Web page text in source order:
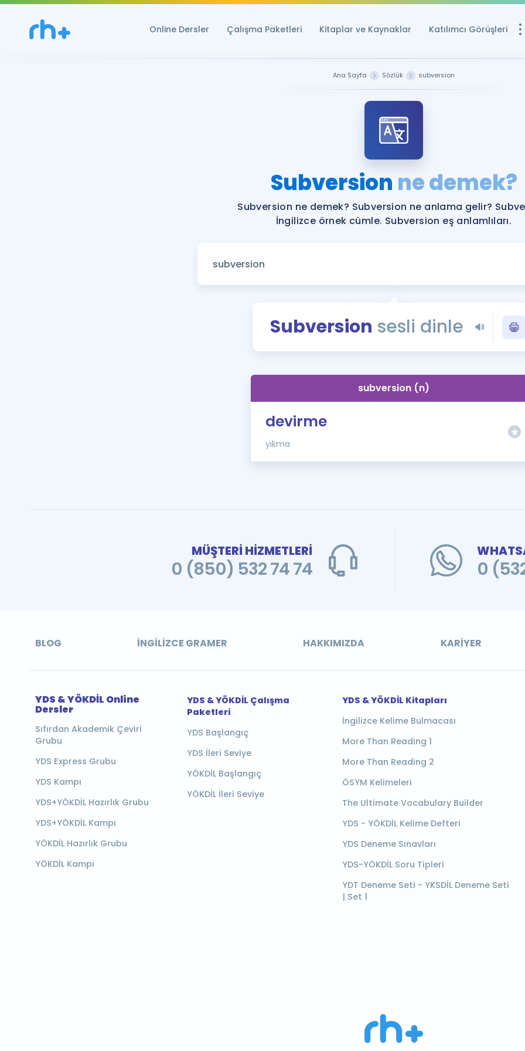
Online Dersler Çalışma Paketleri Kitaplar ve Kaynaklar Katılımcı Görüşleri
Ücretsiz
YDS ve YÖKDİL
YDS ve YÖKDİL'e
Tüm ÖSYM
YDS - YÖKDİL
İngilizce
Ana Sayfa Sözlük subversion
Subversion ne demek?
Subversion ne demek? Subversion ne anlama gelir?
İngilizce örnek cümle. Subversion eş anlamlıları.
Subversion sesli dinle
subversion (n)
devirme
yıkma
MÜŞTERİ HİZMETLERİ
0 (850) 532 74 74 0
BLOG İNGILIZCE GRAMER HAKKIMIZDA KARIYER
YDS & YÖKDİL Online
Dersler
Sıfırdan Akademik Çeviri
Grubu
YDS Express Grubu
YDS Kampı
YDS+YÖKDİL Hazırlık Grubu
YDS+YÖKDİL Kampı
YÖKDİL Hazırlık Grubu
YÖKDİL Kampı
YDS & YÖKDİL Çalışma
Paketleri
YDS Başlangıç
YDS İleri Seviye
YÖKDİL Başlangıç
YÖKDİL İleri Seviye
YDS & YÖKDİL Kitapları
İngilizce Kelime Bulmacası
More Than Reading 1
More Than Reading 2
ÖSYM Kelimeleri
The Ultimate Vocabulary Builder
YDS - YÖKDİL Kelime Defteri
YDS Deneme Sınavları
YDS-YÖKDİL Soru Tipleri
YDT Deneme Seti - YKSDİL Deneme Seti
| Set 1